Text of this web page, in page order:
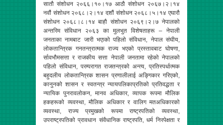
सातौ संशोधन २०६६।१०।१७ आठौ संशोधन २०६७।२।१४
नवौं संशोधन २०६८।२।१४ दशौं संशोधन २०६८।५।१४ एघारौ
संशोधन २०६८।८।१४ बाहौ संशोधन २०६९।२।७ नेपालको
अन्तरिम संविधान २०६३ का मुलभुत विशेषताहरू – नेपाली
जनताका नामबाट जारी भएाको पहिलो संविधान, नेपाल संघीय,
लोकतान्त्रिक गनतन्त्रात्मक राज्य भएको प्रस्तावबाट घोषणा,
र्सावभौमसत्ता र राजकीय सत्ता नेपाली जनतामा रहेको नेपालको
पहिलो संविधान, परम्परागत राजतन्त्रको अन्त्य, प्रतिस्पर्धात्मक
बहुदलीय लोकतान्त्रिक शासन प्रणालीलाई अङ्गिकार गरिएको,
कानुनको शासन र स्वतन्त्र न्यायपलिकाप्रतिको प्रतिवद्धता र
न्यायिक पुनरावलोकन, मानव अधिकार, व्यापक रूपमा मौलिक
हकहरूको व्यवस्था, मौलिक अधिकार र वालिग मतअधिकारको
व्यवस्था, राज्य प्रमुखको रूपमा राष्ट्रपतिको व्यवस्था,
उपराष्ट्रपतिको प्रावधान संवैधानिक राष्ट्रपति, धर्म निरपेक्षता र